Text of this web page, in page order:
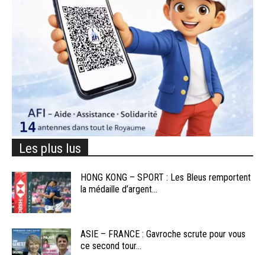
Les plus lus
HONG KONG – SPORT : Les Bleus remportent
la médaille d’argent...
ASIE – FRANCE : Gavroche scrute pour vous
ce second tour...